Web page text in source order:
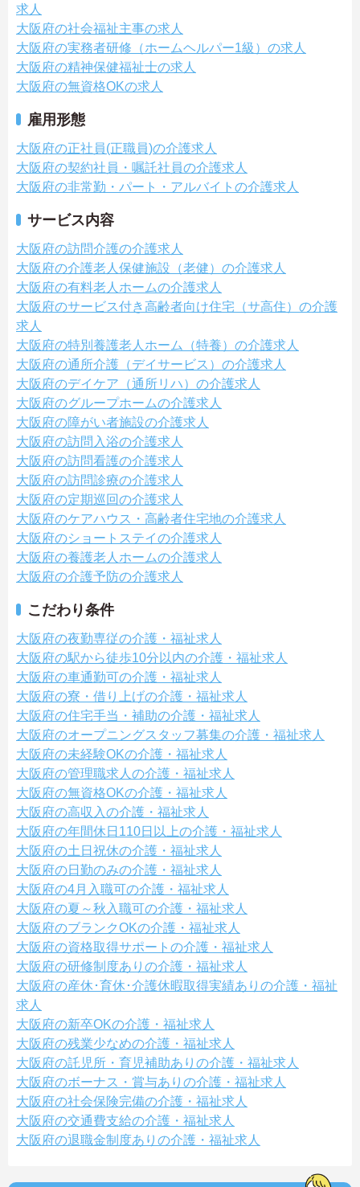
求人
大阪府の社会福祉主事の求人
大阪府の実務者研修（ホームヘルパー1級）の求人
大阪府の精神保健福祉士の求人
大阪府の無資格OKの求人
雇用形態
大阪府の正社員(正職員)の介護求人
大阪府の契約社員・嘱託社員の介護求人
大阪府の非常勤・パート・アルバイトの介護求人
サービス内容
大阪府の訪問介護の介護求人
大阪府の介護老人保健施設（老健）の介護求人
大阪府の有料老人ホームの介護求人
大阪府のサービス付き高齢者向け住宅（サ高住）の介護
求人
大阪府の特別養護老人ホーム（特養）の介護求人
大阪府の通所介護（デイサービス）の介護求人
大阪府のデイケア（通所リハ）の介護求人
大阪府のグループホームの介護求人
大阪府の障がい者施設の介護求人
大阪府の訪問入浴の介護求人
大阪府の訪問看護の介護求人
大阪府の訪問診療の介護求人
大阪府の定期巡回の介護求人
大阪府のケアハウス・高齢者住宅地の介護求人
大阪府のショートステイの介護求人
大阪府の養護老人ホームの介護求人
大阪府の介護予防の介護求人
こだわり条件
大阪府の夜勤専従の介護・福祉求人
大阪府の駅から徒歩10分以内の介護・福祉求人
大阪府の車通勤可の介護・福祉求人
大阪府の寮・借り上げの介護・福祉求人
大阪府の住宅手当・補助の介護・福祉求人
大阪府のオープニングスタッフ募集の介護・福祉求人
大阪府の未経験OKの介護・福祉求人
大阪府の管理職求人の介護・福祉求人
大阪府の無資格OKの介護・福祉求人
大阪府の高収入の介護・福祉求人
大阪府の年間休日110日以上の介護・福祉求人
大阪府の土日祝休の介護・福祉求人
大阪府の日勤のみの介護・福祉求人
大阪府の4月入職可の介護・福祉求人
大阪府の夏～秋入職可の介護・福祉求人
大阪府のブランクOKの介護・福祉求人
大阪府の資格取得サポートの介護・福祉求人
大阪府の研修制度ありの介護・福祉求人
大阪府の産休･育休･介護休暇取得実績ありの介護・福祉
求人
大阪府の新卒OKの介護・福祉求人
大阪府の残業少なめの介護・福祉求人
大阪府の託児所・育児補助ありの介護・福祉求人
大阪府のボーナス・賞与ありの介護・福祉求人
大阪府の社会保険完備の介護・福祉求人
大阪府の交通費支給の介護・福祉求人
大阪府の退職金制度ありの介護・福祉求人